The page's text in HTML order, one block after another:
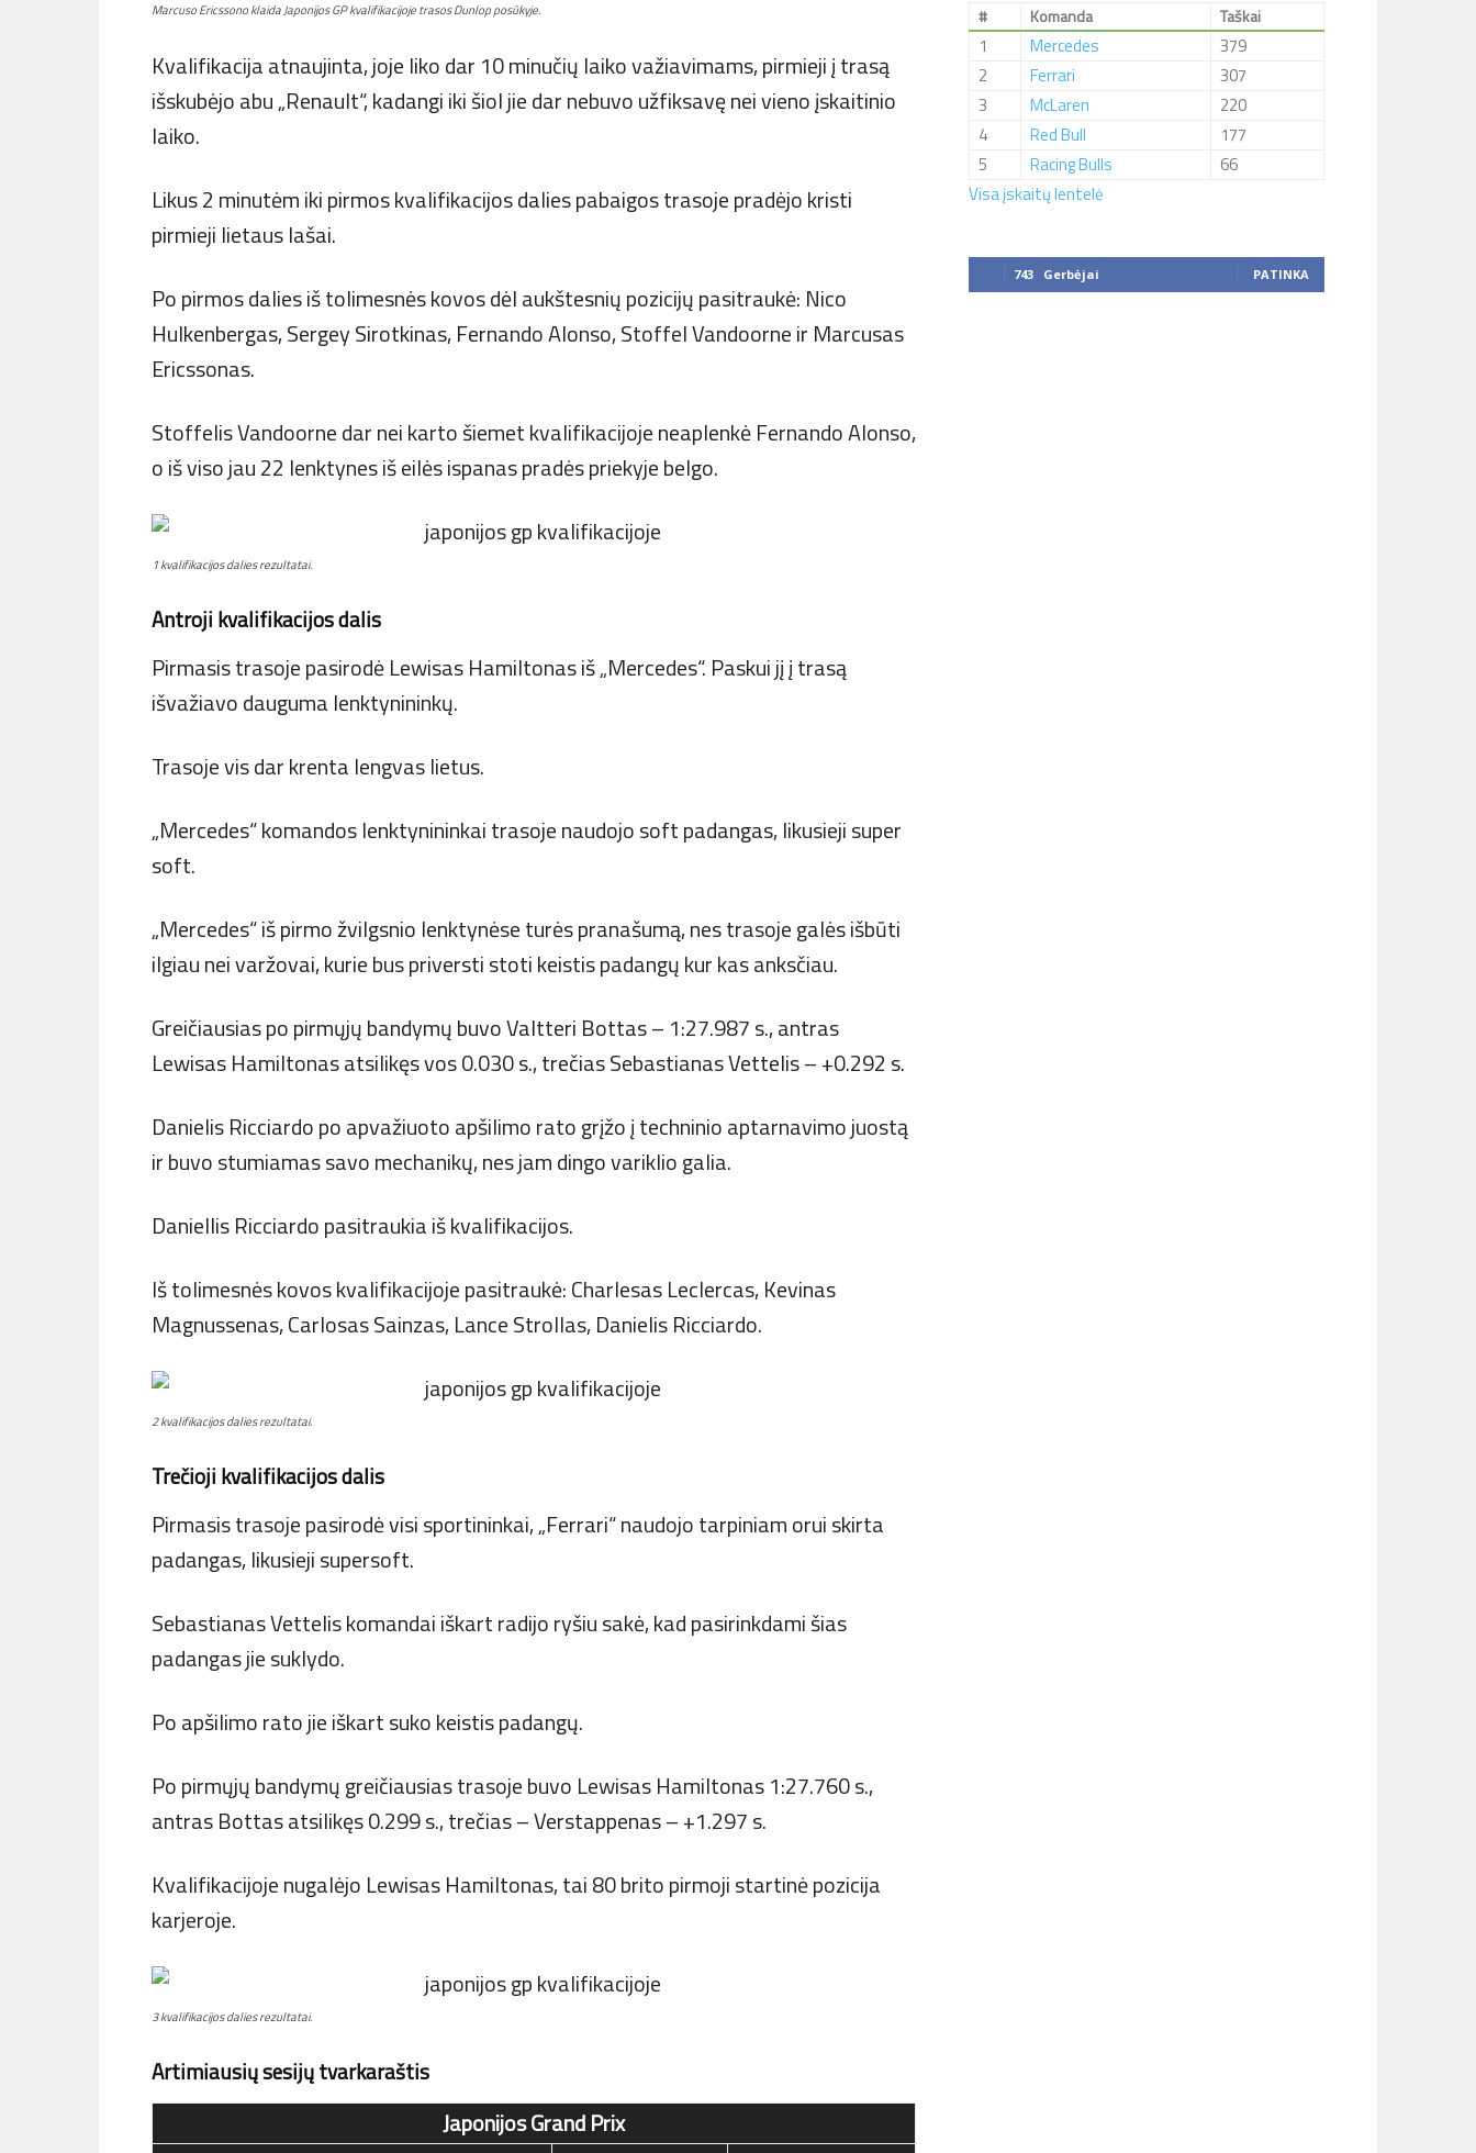
Marcuso Ericssono klaida Japonijos GP kvalifikacijoje trasos Dunlop posūkyje.
Kvalifikacija atnaujinta, joje liko dar 10 minučių laiko važiavimams, pirmieji į trasą
išskubėjo abu „Renault“, kadangi iki šiol jie dar nebuvo užfiksavę nei vieno įskaitinio
laiko.
Likus 2 minutėm iki pirmos kvalifikacijos dalies pabaigos trasoje pradėjo kristi
pirmieji lietaus lašai.
Po pirmos dalies iš tolimesnės kovos dėl aukštesnių pozicijų pasitraukė: Nico
Hulkenbergas, Sergey Sirotkinas, Fernando Alonso, Stoffel Vandoorne ir Marcusas
Ericssonas.
Stoffelis Vandoorne dar nei karto šiemet kvalifikacijoje neaplenkė Fernando Alonso,
o iš viso jau 22 lenktynes iš eilės ispanas pradės priekyje belgo.
1 kvalifikacijos dalies rezultatai.
Antroji kvalifikacijos dalis
Pirmasis trasoje pasirodė Lewisas Hamiltonas iš „Mercedes“. Paskui jį į trasą
išvažiavo dauguma lenktynininkų.
Trasoje vis dar krenta lengvas lietus.
„Mercedes“ komandos lenktynininkai trasoje naudojo soft padangas, likusieji super
soft.
„Mercedes“ iš pirmo žvilgsnio lenktynėse turės pranašumą, nes trasoje galės išbūti
ilgiau nei varžovai, kurie bus priversti stoti keistis padangų kur kas anksčiau.
Greičiausias po pirmųjų bandymų buvo Valtteri Bottas – 1:27.987 s., antras
Lewisas Hamiltonas atsilikęs vos 0.030 s., trečias Sebastianas Vettelis – +0.292 s.
Danielis Ricciardo po apvažiuoto apšilimo rato grįžo į techninio aptarnavimo juostą
ir buvo stumiamas savo mechanikų, nes jam dingo variklio galia.
Daniellis Ricciardo pasitraukia iš kvalifikacijos.
Iš tolimesnės kovos kvalifikacijoje pasitraukė: Charlesas Leclercas, Kevinas
Magnussenas, Carlosas Sainzas, Lance Strollas, Danielis Ricciardo.
2 kvalifikacijos dalies rezultatai.
Trečioji kvalifikacijos dalis
Pirmasis trasoje pasirodė visi sportininkai, „Ferrari“ naudojo tarpiniam orui skirta
padangas, likusieji supersoft.
Sebastianas Vettelis komandai iškart radijo ryšiu sakė, kad pasirinkdami šias
padangas jie suklydo.
Po apšilimo rato jie iškart suko keistis padangų.
Po pirmųjų bandymų greičiausias trasoje buvo Lewisas Hamiltonas 1:27.760 s.,
antras Bottas atsilikęs 0.299 s., trečias – Verstappenas – +1.297 s.
Kvalifikacijoje nugalėjo Lewisas Hamiltonas, tai 80 brito pirmoji startinė pozicija
karjeroje.
3 kvalifikacijos dalies rezultatai.
Artimiausių sesijų tvarkaraštis
Japonijos Grand Prix
# Komanda Taškai
1 Mercedes
379
2
Ferrari
307
3
McLaren
220
4
Red Bull
177
5
Racing Bulls
66
Visa įskaitų lentelė
743 Gerbėjai PATINKA